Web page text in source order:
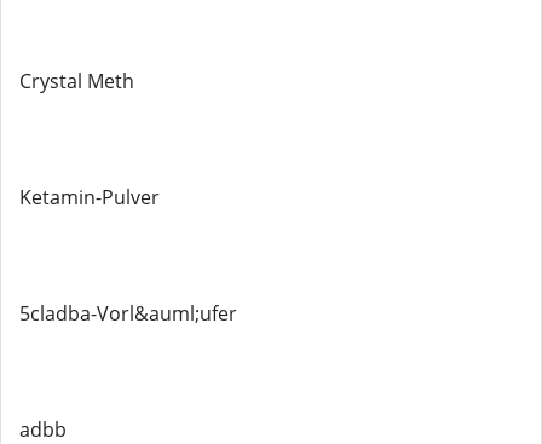
Crystal Meth
Ketamin-Pulver
5cladba-Vorl&auml;ufer
adbb